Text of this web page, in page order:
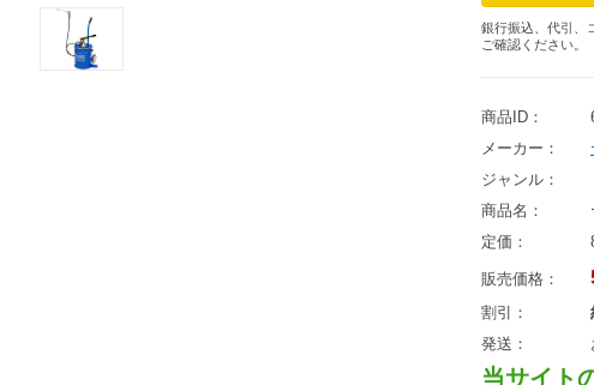
銀行振込、代引、
ご確認ください。
商品ID：
メーカー：
ジャンル：
商品名：
定価：
販売価格：
割引：
発送：
当サイト